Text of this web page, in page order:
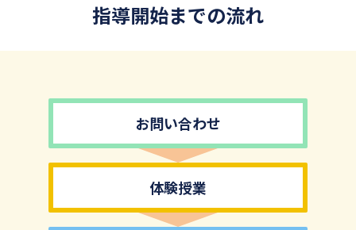
指導開始までの流れ
お問い合わせ
体験授業